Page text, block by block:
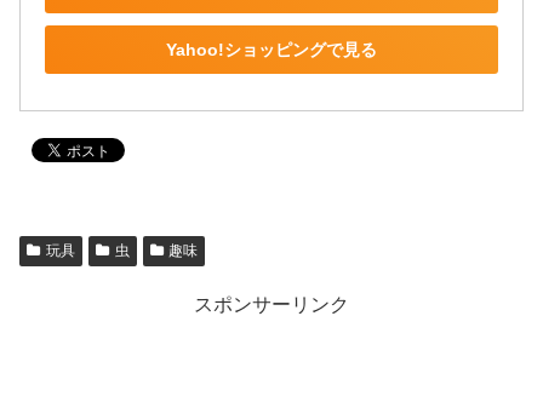
Yahoo!ショッピングで見る
玩具 虫 趣味
スポンサーリンク